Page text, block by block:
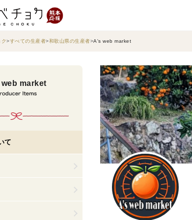
すべての生産者 和歌山県の生産者 A's web market
market
て